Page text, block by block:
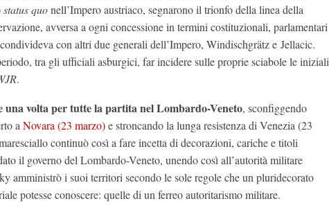
status quonell’Impero austriaco, segnarono il trionfo della linea della
avversa a ogni concessione in termini costituzionali, parlamentari
con altri due generali dell’Impero, Windischgrätz e Jellacic.
tra gli ufficiali asburgici, far incidere sulle proprie sciabole le iniziali
.
una volta per tutte la partita nel Lombardo-Veneto, sconfiggendo
a Novara (23 marzo)e stroncando la lunga resistenza di Venezia (23
continuò così a fare incetta di decorazioni, cariche e titoli
il governo del Lombardo-Veneto, unendo così all’autorità militare
amministrò i suoi territori secondo le sole regole che un pluridecorato
potesse conoscere: quelle di un ferreo autoritarismo militare.